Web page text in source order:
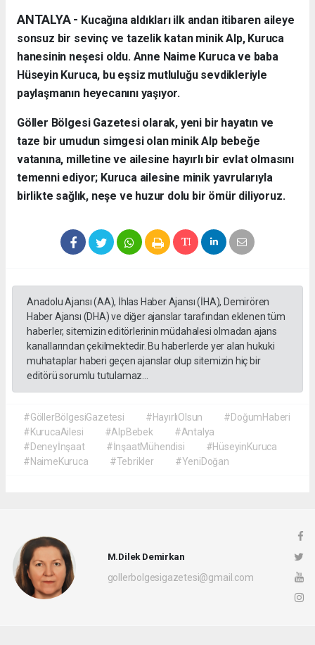
ANTALYA - ​ Kucağına aldıkları ilk andan itibaren aileye
sonsuz bir sevinç ve tazelik katan minik Alp, Kuruca
hanesinin neşesi oldu. Anne Naime Kuruca ve baba
Hüseyin Kuruca, bu eşsiz mutluluğu sevdikleriyle
paylaşmanın heyecanını yaşıyor.
​Göller Bölgesi Gazetesi olarak, yeni bir hayatın ve
taze bir umudun simgesi olan minik Alp bebeğe
vatanına, milletine ve ailesine hayırlı bir evlat olmasını
temenni ediyor; Kuruca ailesine minik yavrularıyla
birlikte sağlık, neşe ve huzur dolu bir ömür diliyoruz.
Anadolu Ajansı (AA), İhlas Haber Ajansı (İHA), Demirören
Haber Ajansı (DHA) ve diğer ajanslar tarafından eklenen tüm
haberler, sitemizin editörlerinin müdahalesi olmadan ajans
kanallarından çekilmektedir. Bu haberlerde yer alan hukuki
muhataplar haberi geçen ajanslar olup sitemizin hiç bir
editörü sorumlu tutulamaz...
#GöllerBölgesiGazetesi #HayırlıOlsun
#DoğumHaberi
#KurucaAilesi
#AlpBebek
#Antalya
#Deneyİnşaat
#İnşaatMühendisi
#HüseyinKuruca
#NaimeKuruca
#Tebrikler #YeniDoğan
M.Dilek Demirkan
gollerbolgesigazetesi@gmail.com